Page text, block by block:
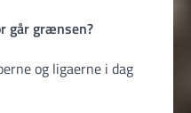
går grænsen?
og ligaerne i dag